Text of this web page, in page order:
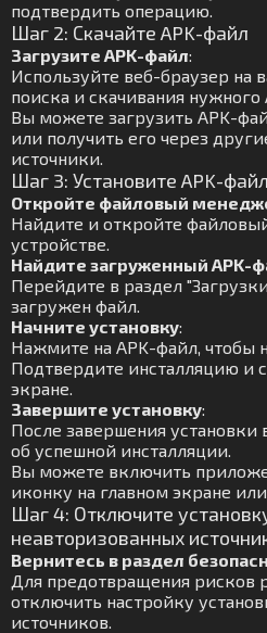
подтвердить операцию.
Шаг 2: Скачайте APK-файл
Загрузите APK-файл:
Используйте веб-браузер на
поиска и скачивания нужного
Вы можете загрузить APK-
или получить его через
источники.
Шаг 3: Установите APK-файл
Откройте файловый
Найдите и откройте
устройстве.
Найдите загруженный APK-
Перейдите в раздел
загружен файл.
Начните установку:
Нажмите на APK-файл, чтобы
Подтвердите инсталляцию и
экране.
Завершите установку:
После завершения
об успешной инсталляции.
Вы можете включить
иконку на главном экране
Шаг 4: Отключите
неавторизованных
Вернитесь в раздел
Для предотвращения рисков
отключить настройку
источников.